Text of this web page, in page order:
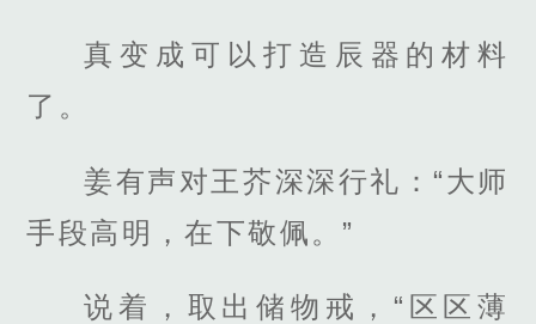
真变成可以打造辰器的材料
了。
姜有声对王芥深深行礼：“大师
手段高明，在下敬佩。”
说着，取出储物戒，“区区薄